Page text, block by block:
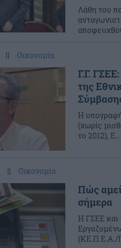
Λάθη του
|| Οικονομία
Γ.Γ.
της
Η
(χωρίς
το 2012), Ε...
|| Οικονομία
Πώς
σήμερα
H ΓΣΕΕ
(ΚΕ.Π.Ε.Α./